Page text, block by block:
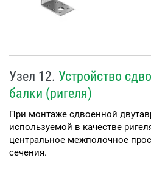
Узел 12. Устройство
балки (ригеля)
При монтаже сдвоенной
используемой в качестве
центральное межполочное
сечения.